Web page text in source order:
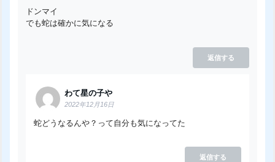
ドンマイ
でも蛇は確かに気になる
返信する
わて星の子や
2022年12月16日
蛇どうなるんや？って自分も気になってた
返信する